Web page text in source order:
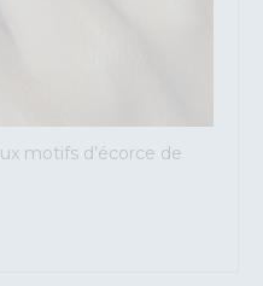
motifs d’écorce de